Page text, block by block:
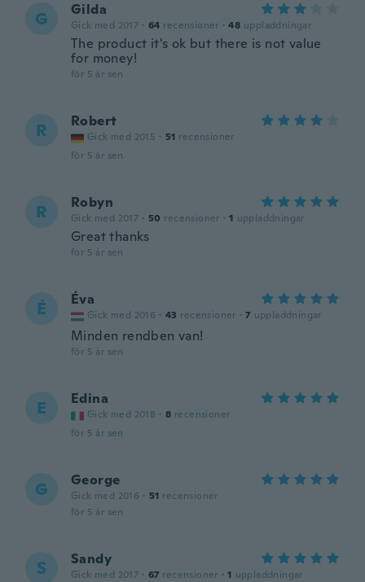
G Gilda
Gick med 2017 · 64 recensioner · 48 uppladdningar
The product it's ok but there is not value
for money!
för 5 år sen
R Robert
Gick med 2015 · 51 recensioner
för 5 år sen
R Robyn
Gick med 2017 · 50 recensioner · 1 uppladdningar
Great thanks
för 5 år sen
É Éva
Gick med 2016 · 43 recensioner · 7 uppladdningar
Minden rendben van!
för 5 år sen
E Edina
Gick med 2018 · 8 recensioner
för 5 år sen
G George
Gick med 2016 · 51 recensioner
för 5 år sen
S Sandy
Gick med 2017 · 67 recensioner · 1 uppladdningar